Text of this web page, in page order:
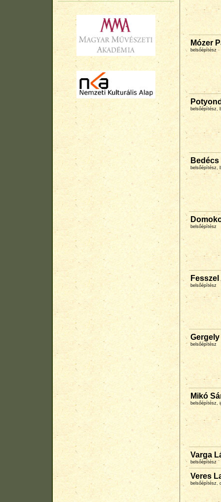
Mózer
belsőépítész
belsőépítész,
belsőépítész,
belsőépítész
belsőépítész
belsőépítész
Mikó
belsőépítész,
Varga
belsőépítész
Veres
belsőépítész,